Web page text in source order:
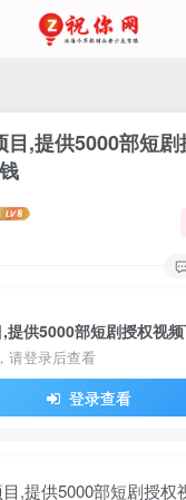
目,提供5000部短
请登录后查看
登录查看